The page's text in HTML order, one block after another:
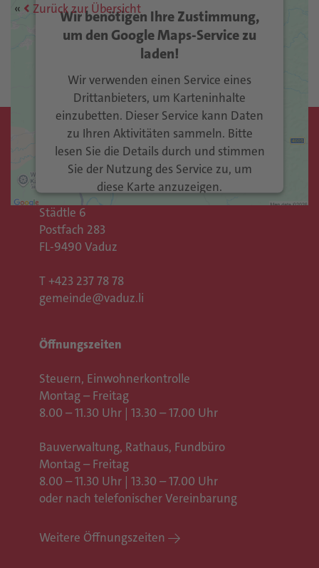
Akzeptieren
Usercentrics Consent
Management Platform &eRecht24
Wir benötigen Ihre Zustimmung,
um den Google Maps-Service zu
laden!
Wir verwenden einen Service eines
Drittanbieters, um Karteninhalte
einzubetten. Dieser Service kann Daten
zu Ihren Aktivitäten sammeln. Bitte
lesen Sie die Details durch und stimmen
Sie der Nutzung des Service zu, um
diese Karte anzuzeigen.
powered by
Management Platform
Zurück zur Übersicht
Kontakt
Gemeinde Vaduz
Rathaus
Städtle 6
Postfach 283
FL-9490 Vaduz
T +423 237 78 78
gemeinde@vaduz.li
Öffnungszeiten
Steuern, Einwohnerkontrolle
Montag – Freitag
8.00 – 11.30 Uhr | 13.30 – 17.00 Uhr
Bauverwaltung, Rathaus, Fundbüro
Montag – Freitag
8.00 – 11.30 Uhr | 13.30 – 17.00 Uhr
oder nach telefonischer Vereinbarung
Weitere Öffnungszeiten